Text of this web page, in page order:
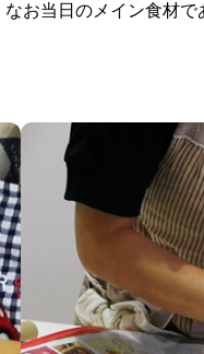
お当日のメイン食材